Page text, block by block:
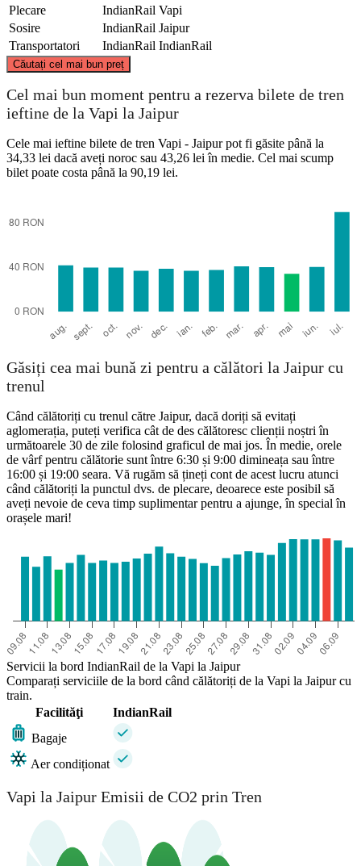
Plecare
IndianRail Vapi
Sosire
IndianRail Jaipur
Transportatori
IndianRail IndianRail
Căutați cel mai bun preț
©CARTO
Cel mai bun moment pentru a rezerva bilete de tren
ieftine de la Vapi la Jaipur
Cele mai ieftine bilete de tren Vapi - Jaipur pot fi găsite până la
34,33 lei dacă aveți noroc sau 43,26 lei în medie. Cel mai scump
bilet poate costa până la 90,19 lei.
Găsiți cea mai bună zi pentru a călători la Jaipur cu
trenul
Când călătoriți cu trenul către Jaipur, dacă doriți să evitați
aglomerația, puteți verifica cât de des călătoresc clienții noștri în
următoarele 30 de zile folosind graficul de mai jos. În medie, orele
de vârf pentru călătorie sunt între 6:30 și 9:00 dimineața sau între
16:00 și 19:00 seara. Vă rugăm să țineți cont de acest lucru atunci
când călătoriți la punctul dvs. de plecare, deoarece este posibil să
aveți nevoie de ceva timp suplimentar pentru a ajunge, în special în
orașele mari!
Servicii la bord IndianRail de la Vapi la Jaipur
Comparați serviciile de la bord când călătoriți de la Vapi la Jaipur cu
train.
Facilităţi
IndianRail
Bagaje
Aer condiționat
Vapi la Jaipur Emisii de CO2 prin Tren